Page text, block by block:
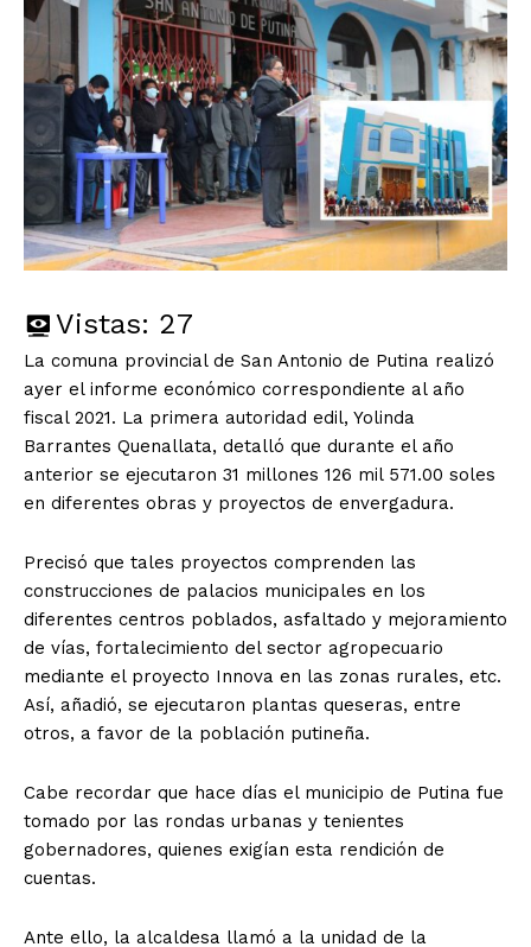
Vistas: 27
La comuna provincial de San Antonio de Putina realizó
ayer el informe económico correspondiente al año
fiscal 2021. La primera autoridad edil, Yolinda
Barrantes Quenallata, detalló que durante el año
anterior se ejecutaron 31 millones 126 mil 571.00 soles
en diferentes obras y proyectos de envergadura.
Precisó que tales proyectos comprenden las
construcciones de palacios municipales en los
diferentes centros poblados, asfaltado y mejoramiento
de vías, fortalecimiento del sector agropecuario
mediante el proyecto Innova en las zonas rurales, etc.
Así, añadió, se ejecutaron plantas queseras, entre
otros, a favor de la población putineña.
Cabe recordar que hace días el municipio de Putina fue
tomado por las rondas urbanas y tenientes
gobernadores, quienes exigían esta rendición de
cuentas.
Ante ello, la alcaldesa llamó a la unidad de la